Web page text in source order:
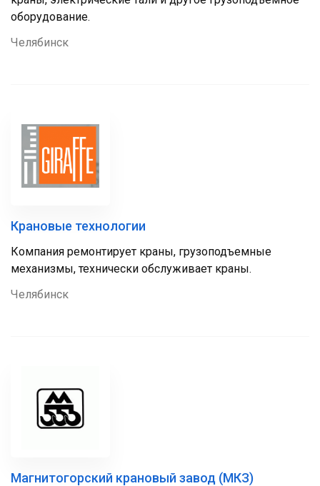
оборудование.
Челябинск
Крановые технологии
Компания ремонтирует краны, грузоподъемные
механизмы, технически обслуживает краны.
Челябинск
Магнитогорский крановый завод (МКЗ)